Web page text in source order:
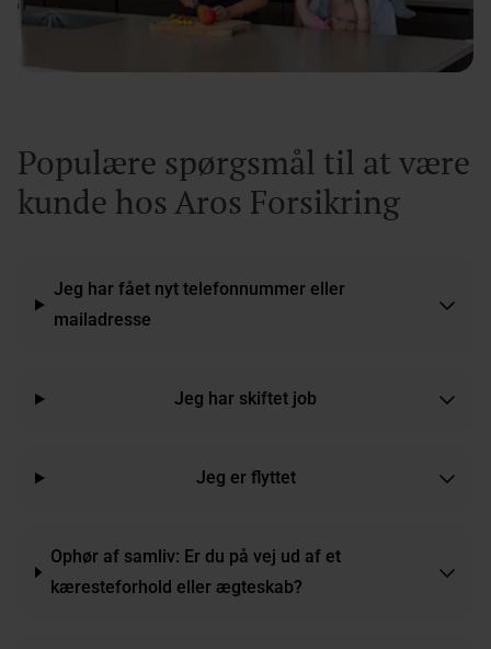
Populære spørgsmål til at være
kunde hos Aros Forsikring
Jeg har fået nyt telefonnummer eller
mailadresse
Jeg har skiftet job
Jeg er flyttet
Ophør af samliv: Er du på vej ud af et
kæresteforhold eller ægteskab?